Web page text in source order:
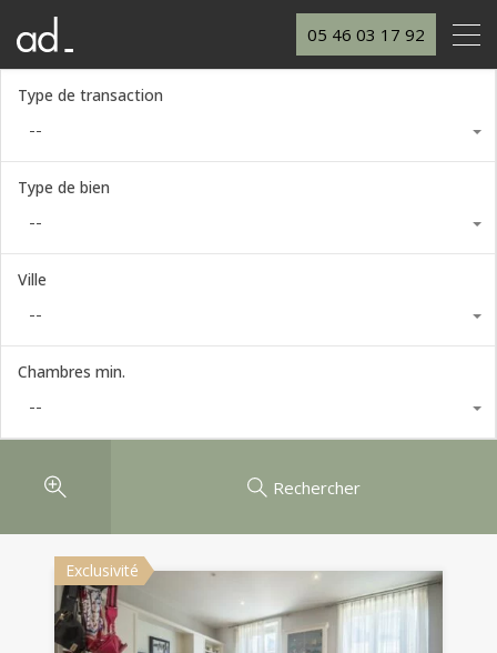
05 46 03 17 92
Type de transaction
--
Type de bien
--
Ville
--
Chambres min.
--
Rechercher
Exclusivité